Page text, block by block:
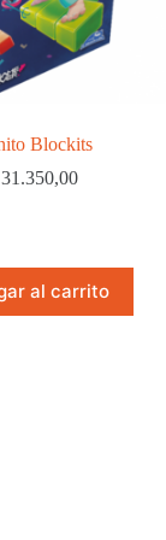
Blockits
al carrito